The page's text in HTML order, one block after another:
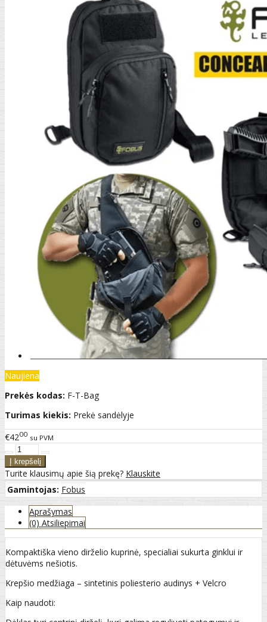
Naujiena
Prekės kodas: F-T-Bag
Turimas kiekis: Prekė sandėlyje
€4200 su PVM
Turite klausimų apie šią prekę? Klauskite
Gamintojas: Fobus
Aprašymas
(0) Atsiliepimai
Kompaktiška vieno dirželio kuprinė, specialiai sukurta ginklui ir
dėtuvėms nešiotis.
Krepšio medžiaga – sintetinis poliesterio audinys + Velcro
Kaip naudoti: